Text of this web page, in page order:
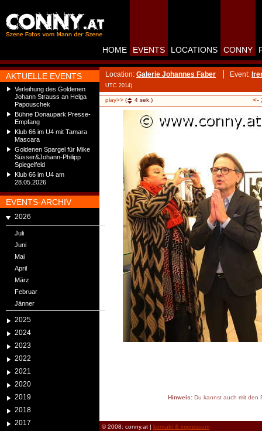
AKTUELLE EVENTS
Verleihung des Goldenen
Johann Strauss an Helga
Papouschek
Bühne Donaupark Presse-
Empfang
Klub 66 im U4 mit Tamara
Mascara
Goldenen Spargel für Mike
Süsser&Johann-Philipp
Spiegelfeld
Klub 66 im U4 am
28.05.2026
EVENTS-ARCHIV
2026
Juli
Juni
Mai
April
März
Februar
Jänner
2025
2024
2023
2022
2021
2020
2019
2018
2017
HOME EVENTS LOCATIONS CONNY
Location: Galerie Johannes Faber Event:
UTC 2014)
play>> ( 4 sek.) <-
Hinweis:Du kannst auch mit den
© 2008: conny.at | kontakt & impressum